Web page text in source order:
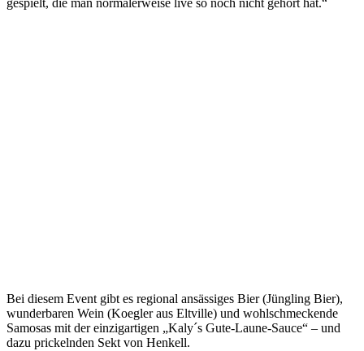
gespielt, die man normalerweise live so noch nicht gehört hat.“
Bei diesem Event gibt es regional ansässiges Bier (Jüngling Bier),
wunderbaren Wein (Koegler aus Eltville) und wohlschmeckende
Samosas mit der einzigartigen „Kaly´s Gute-Laune-Sauce“ – und
dazu prickelnden Sekt von Henkell.